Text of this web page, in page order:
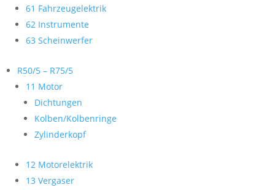
61 Fahrzeugelektrik
62 Instrumente
63 Scheinwerfer
R50/5 – R75/5
11 Motor
Dichtungen
Kolben/Kolbenringe
Zylinderkopf
12 Motorelektrik
13 Vergaser